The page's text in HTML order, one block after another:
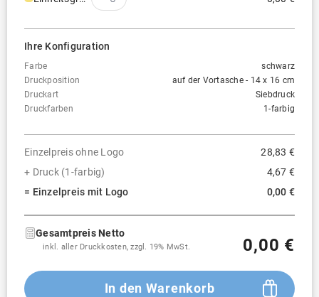
Ihre Konfiguration
Farbe
schwarz
Druckposition
auf der Vortasche - 14 x 16 cm
Druckart
Siebdruck
Druckfarben
1-farbig
Einzelpreis ohne Logo
28,83 €
+ Druck (1-farbig)
4,67 €
= Einzelpreis mit Logo
0,00 €
Gesamtpreis Netto
inkl. aller Druckkosten, zzgl. 19% MwSt. 0,00 €
In den Warenkorb